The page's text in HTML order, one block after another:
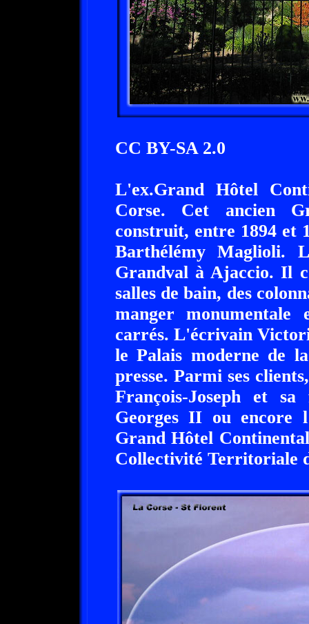
CC BY-SA 2.0
L'ex.Grand Hôtel
Corse. Cet ancien
construit, entre 1894 et
Barthélémy Maglioli.
Grandval à Ajaccio. Il
salles de bain, des
manger
carrés. L'écrivain
le Palais moderne de
presse. Parmi ses
François-Joseph et
Georges II ou encore
Grand Hôtel
Collectivité Territoriale